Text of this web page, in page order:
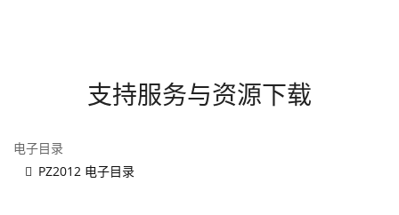
支持服务与资源下载
电子目录
PZ2012 电子目录